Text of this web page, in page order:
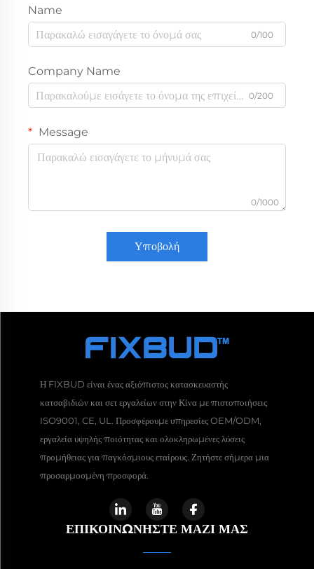
Name
0/100
Company Name
0/200
Message
0/1000
Υποβολή
Η FIXBUD είναι ένας αξιόπιστος κατασκευαστής
κατσαβιδιών και σετ εργαλείων στην Κίνα με πιστοποιήσεις
ISO9001, CE, UL. Προσφέρουμε υπηρεσίες OEM/ODM,
εργαλεία υψηλής ποιότητας και ολοκληρωμένες λύσεις
προμήθειας για παγκόσμιους εταίρους. Ζητήστε σήμερα μια
προσαρμοσμένη προσφορά.
ΕΠΙΚΟΙΝΩΝΉΣΤΕ ΜΑΖΊ ΜΑΣ